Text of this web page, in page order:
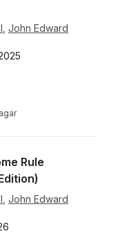
John Edward
Rule
John Edward